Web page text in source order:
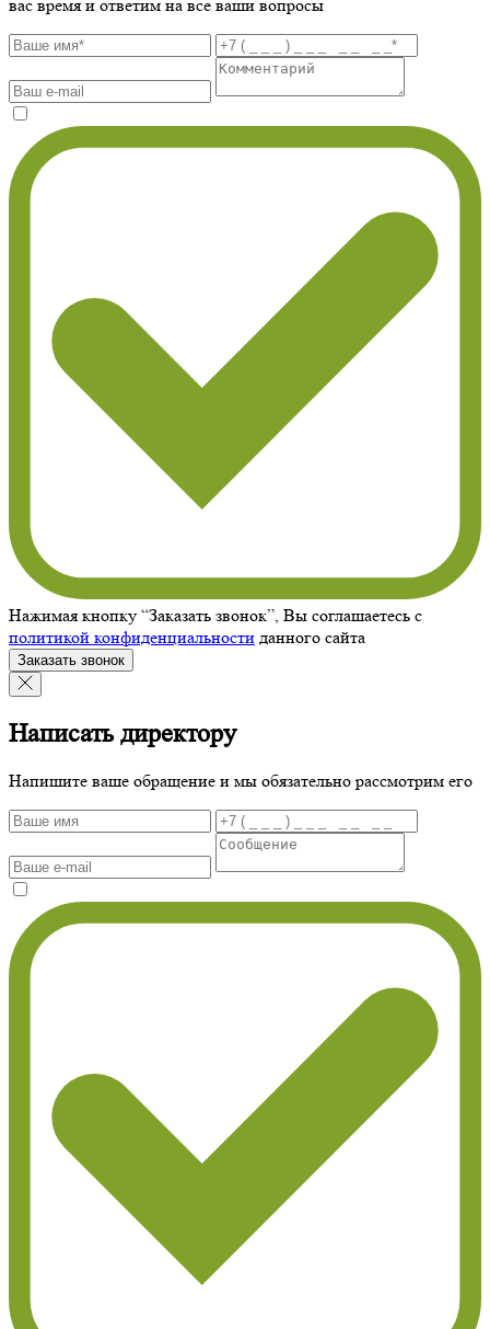
вас время и ответим на все ваши вопросы
Нажимая кнопку “Заказать звонок”, Вы соглашаетесь с
политикой конфиденциальности данного сайта
Заказать звонок
Написать директору
Напишите ваше обращение и мы обязательно рассмотрим его